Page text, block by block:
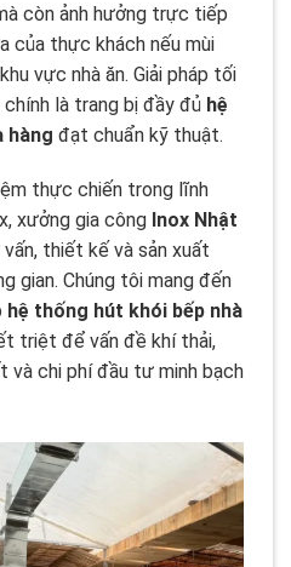
còn ảnh hưởng trực tiếp
của thực khách nếu mùi
vực nhà ăn. Giải pháp tối
là trang bị đầy đủ hệ
hàng đạt chuẩn kỹ thuật.
thực chiến trong lĩnh
xưởng gia công Inox Nhật
thiết kế và sản xuất
gian. Chúng tôi mang đến
hệ thống hút khói bếp nhà
triệt để vấn đề khí thải,
và chi phí đầu tư minh bạch